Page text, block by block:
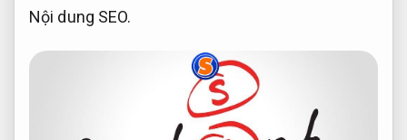
Nội dung SEO.